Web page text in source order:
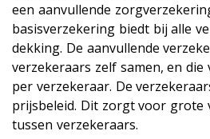
een aanvullende
basisverzekering biedt bij alle
dekking. De aanvullende
verzekeraars zelf samen, en
per verzekeraar. De
prijsbeleid. Dit zorgt voor grote
tussen verzekeraars.